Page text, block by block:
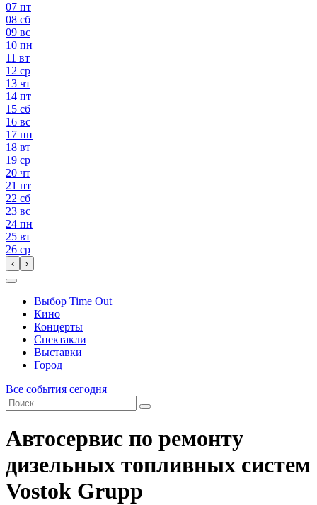
07 пт
08 сб
09 вс
10 пн
11 вт
12 ср
13 чт
14 пт
15 сб
16 вс
17 пн
18 вт
19 ср
20 чт
21 пт
22 сб
23 вс
24 пн
25 вт
26 ср
‹ ›
Выбор Time Out
Кино
Концерты
Спектакли
Выставки
Город
Все события сегодня
Автосервис по ремонту
дизельных топливных систем
Vostok Grupp